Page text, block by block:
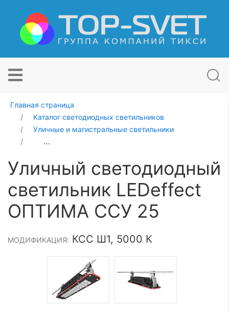
Главная страница
Каталог светодиодных светильников
Уличные и магистральные светильники
Уличный светодиодный светильник LEDeffect
Уличный светодиодный
светильник LEDeffect
ОПТИМА ССУ 25
МОДИФИКАЦИЯ: КСС Ш1, 5000 К